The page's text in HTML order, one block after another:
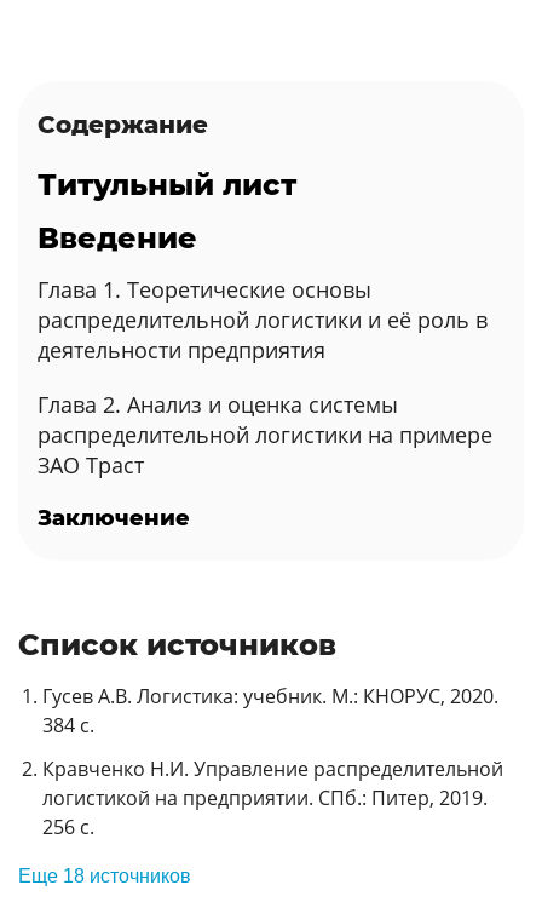
Содержание
Титульный лист
Введение
Глава 1. Теоретические основы
распределительной логистики и её роль в
деятельности предприятия
Глава 2. Анализ и оценка системы
распределительной логистики на примере
ЗАО Траст
Заключение
Список источников
Гусев А.В. Логистика: учебник. М.: КНОРУС, 2020.
384 с.
Кравченко Н.И. Управление распределительной
логистикой на предприятии. СПб.: Питер, 2019.
256 с.
Еще 18 источников